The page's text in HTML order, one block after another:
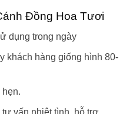
Đồng Hoa Tươi
dụng trong ngày
khách hàng giống hình 80-
vấn nhiệt tình, hỗ trợ